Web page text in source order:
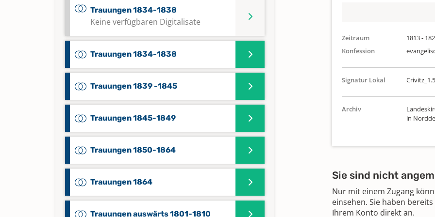
Trauungen 1834-1838
Keine verfügbaren Digitalisate
Trauungen 1834-1838
Trauungen 1839 -1845
Trauungen 1845-1849
Trauungen 1850-1864
Trauungen 1864
Trauungen auswärts 1801-1810
Zeitraum
1813 -
Konfession
Signatur Lokal Crivitz_1.5
Archiv
in
Sie sind nicht
Nur mit einem Zugang
einsehen. Sie haben
Ihrem Konto direkt an.